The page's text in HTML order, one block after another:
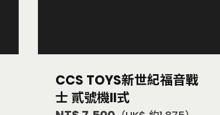
CCS TOYS新世紀福音戰
士 貳號機II式